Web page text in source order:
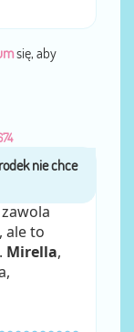
się, aby
ale to
. Mirella,